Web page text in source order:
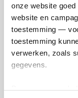
onze website
website en
toestemming —
toestemming
verwerken, zoals
gegevens.